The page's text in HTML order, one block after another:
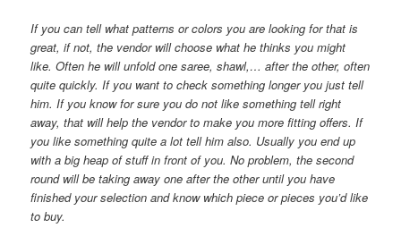
If you can tell what patterns or colors you are looking for that is
great, if not, the vendor will choose what he thinks you might
like. Often he will unfold one saree, shawl,… after the other, often
quite quickly. If you want to check something longer you just tell
him. If you know for sure you do not like something tell right
away, that will help the vendor to make you more fitting offers. If
you like something quite a lot tell him also. Usually you end up
with a big heap of stuff in front of you. No problem, the second
round will be taking away one after the other until you have
finished your selection and know which piece or pieces you’d like
to buy.